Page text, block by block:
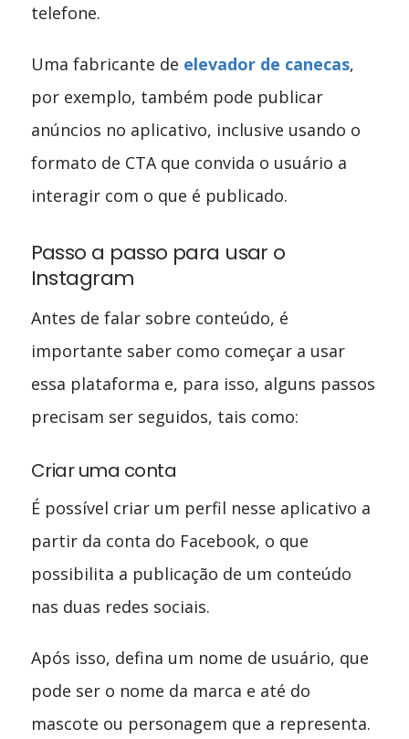
telefone.
Uma fabricante de elevador de canecas,
por exemplo, também pode publicar
anúncios no aplicativo, inclusive usando o
formato de CTA que convida o usuário a
interagir com o que é publicado.
Passo a passo para usar o
Instagram
Antes de falar sobre conteúdo, é
importante saber como começar a usar
essa plataforma e, para isso, alguns passos
precisam ser seguidos, tais como:
Criar uma conta
É possível criar um perfil nesse aplicativo a
partir da conta do Facebook, o que
possibilita a publicação de um conteúdo
nas duas redes sociais.
Após isso, defina um nome de usuário, que
pode ser o nome da marca e até do
mascote ou personagem que a representa.